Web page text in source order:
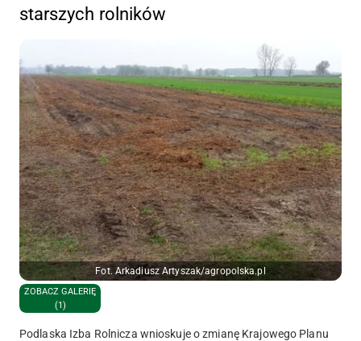
starszych rolników
Fot. Arkadiusz Artyszak/agropolska.pl
ZOBACZ GALERIĘ
(1)
Podlaska Izba Rolnicza wnioskuje o zmianę Krajowego Planu